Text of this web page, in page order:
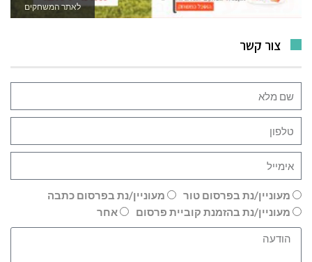
לאתר המשחקים
צור קשר
מעוניין/נת בפרסום טור
מעוניין/נת בפרסום כתבה
מעוניין/נת בהזמנת קוביית פרסום
אחר